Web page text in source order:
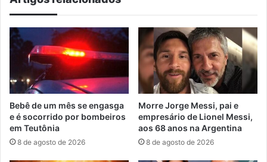
Bebê de um mês se engasga
e é socorrido por bombeiros
em Teutônia
8 de agosto de 2026
Morre Jorge Messi, pai e
empresário de Lionel Messi,
aos 68 anos na Argentina
8 de agosto de 2026